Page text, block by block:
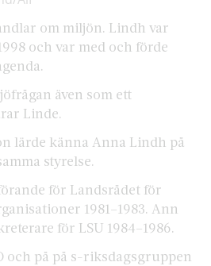
om miljön. Lindh var
och var med och förde
även som ett
Linde.
lärde känna Anna Lindh på
styrelse.
för Landsrådet för
1981–1983. Ann
för LSU 1984–1986.
och på på s-riksdagsgruppen